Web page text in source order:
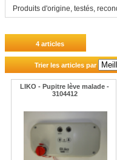
Produits d'origine, testés,
4 articles
Trier les articles par
LIKO - Pupitre lève malade -
3104412